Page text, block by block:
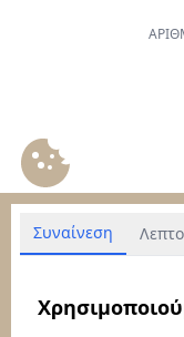
Συναίνεση